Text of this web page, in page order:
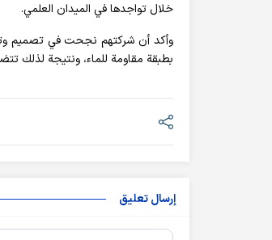
خلال تواجدها في الميدان العلمي.
وأكد أن شركتهم نجحت في تصميم
بطبقة مقاومة للماء، ونتيجة لذلك
إرسال تعليق